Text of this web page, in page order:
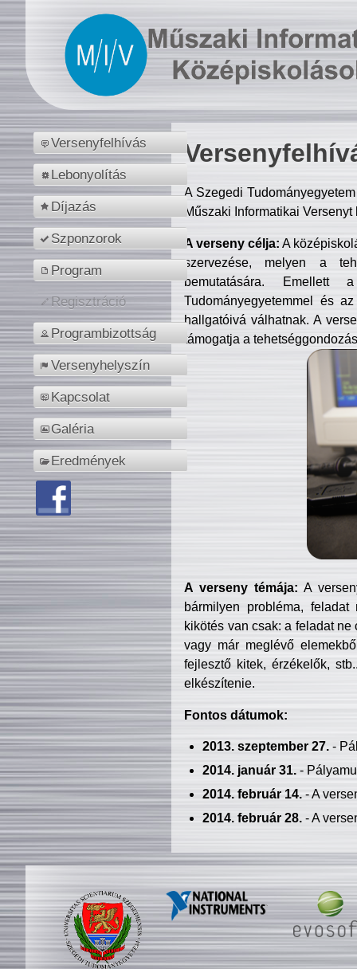
Versenyfelhívás
Lebonyolítás
Díjazás
Szponzorok
Program
Regisztráció
Programbizottság
Versenyhelyszín
Kapcsolat
Galéria
Eredmények
A Szegedi
Műszaki Informatikai
A verseny célja: A
szervezése, melyen a
bemutatására. Emellett
Tudományegyetemmel és
hallgatóivá válhatnak. A
támogatja a
A verseny témája: A
bármilyen probléma, feladat
kikötés van csak: a feladat
vagy már meglévő
fejlesztő kitek, érzékelők,
elkészítenie.
Fontos dátumok:
2013. szeptember 27.-
2014. január 31.-
2014. február 14.- A
2014. február 28.- A